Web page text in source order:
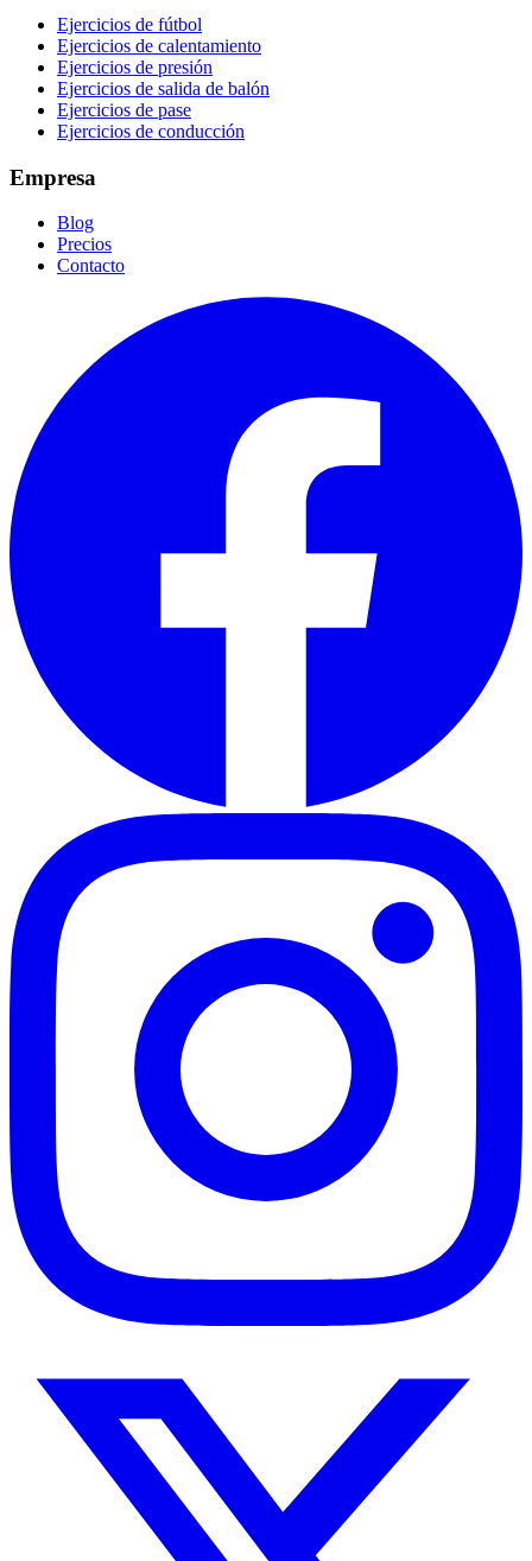
Ejercicios de fútbol
Ejercicios de calentamiento
Ejercicios de presión
Ejercicios de salida de balón
Ejercicios de pase
Ejercicios de conducción
Empresa
Blog
Precios
Contacto